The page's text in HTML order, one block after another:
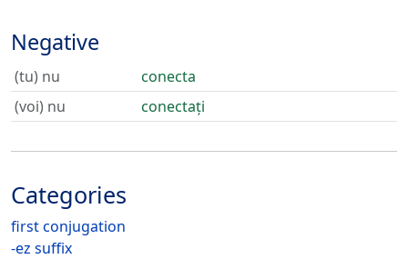
Negative
(tu) nu
conecta
(voi) nu
conectați
Categories
first conjugation
-ez suffix